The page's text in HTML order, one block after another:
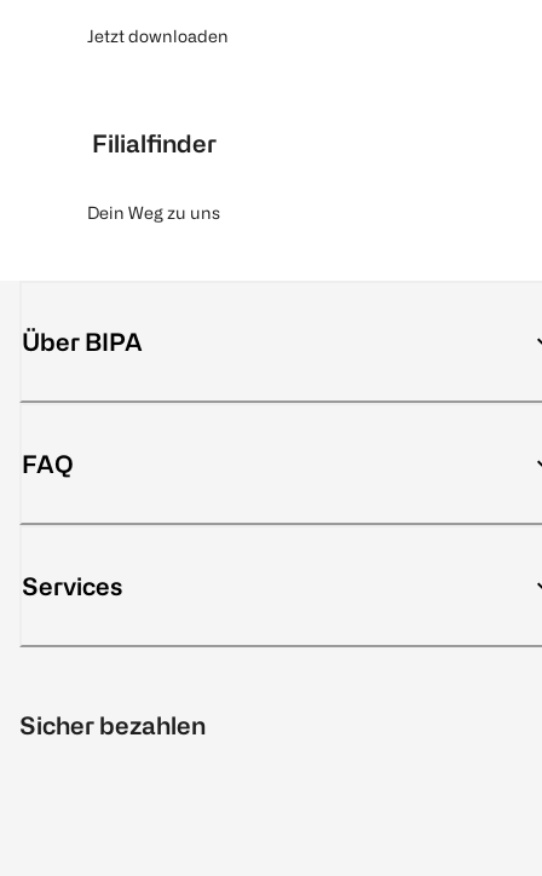
Jetzt downloaden
Filialfinder
Dein Weg zu uns
Über BIPA
FAQ
Services
Sicher bezahlen